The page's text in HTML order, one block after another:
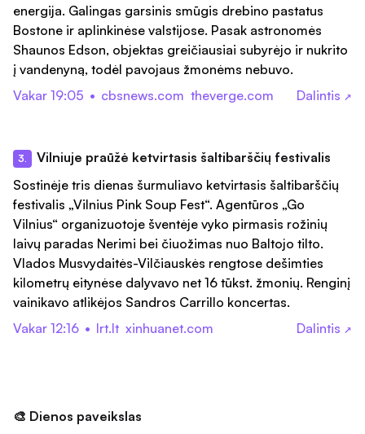
energija. Galingas garsinis smūgis drebino pastatus
Bostone ir aplinkinėse valstijose. Pasak astronomės
Shaunos Edson, objektas greičiausiai subyrėjo ir nukrito
į vandenyną, todėl pavojaus žmonėms nebuvo.
Vakar 19:05 • cbsnews.com theverge.com Dalintis ↗
3.
Vilniuje praūžė ketvirtasis šaltibarščių festivalis
Sostinėje tris dienas šurmuliavo ketvirtasis šaltibarščių
festivalis „Vilnius Pink Soup Fest“. Agentūros „Go
Vilnius“ organizuotoje šventėje vyko pirmasis rožinių
laivų paradas Nerimi bei čiuožimas nuo Baltojo tilto.
Vlados Musvydaitės-Vilčiauskės rengtose dešimties
kilometrų eitynėse dalyvavo net 16 tūkst. žmonių. Renginį
vainikavo atlikėjos Sandros Carrillo koncertas.
Vakar 12:16 • lrt.lt xinhuanet.com Dalintis ↗
🎨 Dienos paveikslas